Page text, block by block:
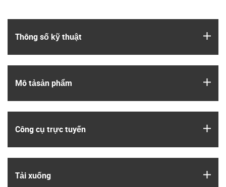
Thông số kỹ thuật
Mô tả­sản phẩm
Công cụ trực tuyến
Tải xuống